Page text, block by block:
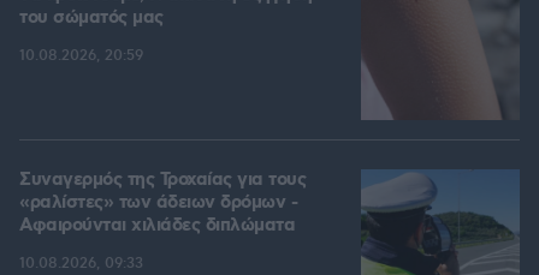
του σώματός μας
10.08.2026, 20:59
Συναγερμός της Τροχαίας για τους
«ραλίστες» των άδειων δρόμων -
Αφαιρούνται χιλιάδες διπλώματα
10.08.2026, 09:33